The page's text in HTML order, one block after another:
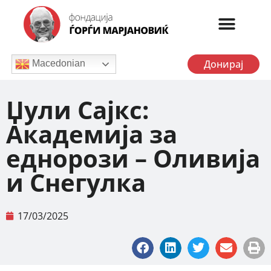
Macedonian Донирај
Џули Сајкс:
Академија за
еднорози – Оливија
и Снегулка
17/03/2025